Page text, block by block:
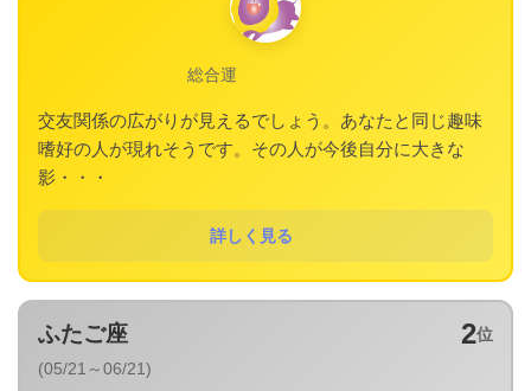
総合運
交友関係の広がりが見えるでしょう。あなたと同じ趣味
嗜好の人が現れそうです。その人が今後自分に大きな
影・・・
詳しく見る
2位
ふたご座
(05/21～06/21)